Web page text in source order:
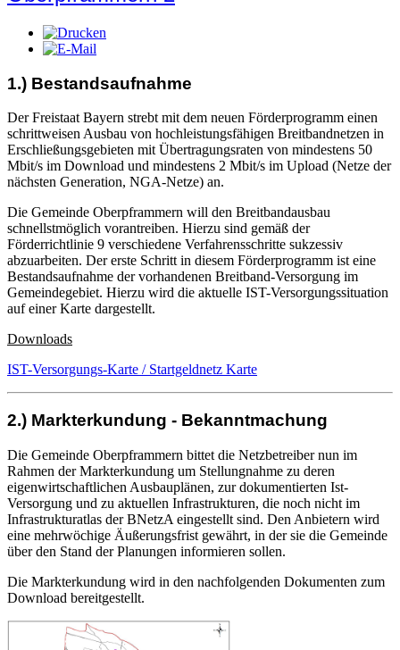
1.) Bestandsaufnahme
Der Freistaat Bayern strebt mit dem neuen Förderprogramm einen
schrittweisen Ausbau von hochleistungsfähigen Breitbandnetzen in
Erschließungsgebieten mit Übertragungsraten von mindestens 50
Mbit/s im Download und mindestens 2 Mbit/s im Upload (Netze der
nächsten Generation, NGA-Netze) an.
Die Gemeinde Oberpframmern will den Breitbandausbau
schnellstmöglich vorantreiben. Hierzu sind gemäß der
Förderrichtlinie 9 verschiedene Verfahrensschritte sukzessiv
abzuarbeiten. Der erste Schritt in diesem Förderprogramm ist eine
Bestandsaufnahme der vorhandenen Breitband-Versorgung im
Gemeindegebiet. Hierzu wird die aktuelle IST-Versorgungssituation
auf einer Karte dargestellt.
Downloads
IST-Versorgungs-Karte / Startgeldnetz Karte
2.) Markterkundung - Bekanntmachung
Die Gemeinde Oberpframmern bittet die Netzbetreiber nun im
Rahmen der Markterkundung um Stellungnahme zu deren
eigenwirtschaftlichen Ausbauplänen, zur dokumentierten Ist-
Versorgung und zu aktuellen Infrastrukturen, die noch nicht im
Infrastrukturatlas der BNetzA eingestellt sind. Den Anbietern wird
eine mehrwöchige Äußerungsfrist gewährt, in der sie die Gemeinde
über den Stand der Planungen informieren sollen.
Die Markterkundung wird in den nachfolgenden Dokumenten zum
Download bereitgestellt.